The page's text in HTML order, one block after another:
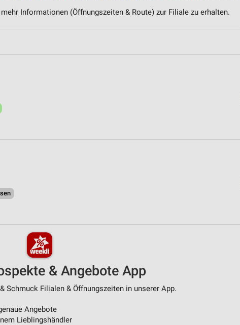
Informationen (Öffnungszeiten & Route) zur Filiale zu erhalten.
& Angebote App
Schmuck Filialen & Öffnungszeiten in unserer App.
Angebote
Lieblingshändler